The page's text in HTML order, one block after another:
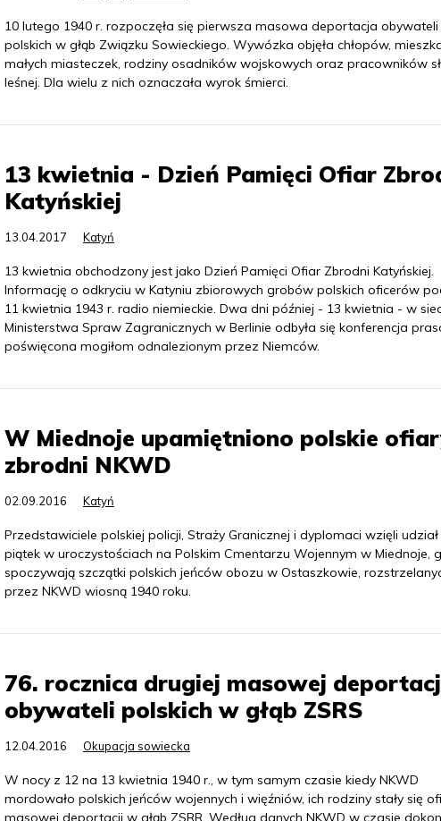
10 lutego 1940 r. rozpoczęła się pierwsza masowa deportacja obywateli
polskich w głąb Związku Sowieckiego. Wywózka objęła chłopów,
małych miasteczek, rodziny osadników wojskowych oraz pracowników
leśnej. Dla wielu z nich oznaczała wyrok śmierci.
13 kwietnia - Dzień Pamięci Ofiar
Katyńskiej
13.04.2017 Katyń
13 kwietnia obchodzony jest jako Dzień Pamięci Ofiar Zbrodni Katyńskiej.
Informację o odkryciu w Katyniu zbiorowych grobów polskich oficerów
11 kwietnia 1943 r. radio niemieckie. Dwa dni później - 13 kwietnia - w
Ministerstwa Spraw Zagranicznych w Berlinie odbyła się konferencja
poświęcona mogiłom odnalezionym przez Niemców.
W Miednoje upamiętniono polskie
zbrodni NKWD
02.09.2016 Katyń
Przedstawiciele polskiej policji, Straży Granicznej i dyplomaci wzięli
piątek w uroczystościach na Polskim Cmentarzu Wojennym w Miednoje,
spoczywają szczątki polskich jeńców obozu w Ostaszkowie,
przez NKWD wiosną 1940 roku.
76. rocznica drugiej masowej
obywateli polskich w głąb ZSRS
12.04.2016 Okupacja sowiecka
W nocy z 12 na 13 kwietnia 1940 r., w tym samym czasie kiedy NKWD
mordowało polskich jeńców wojennych i więźniów, ich rodziny stały się
masowej deportacji w głąb ZSRR. Według danych NKWD w czasie